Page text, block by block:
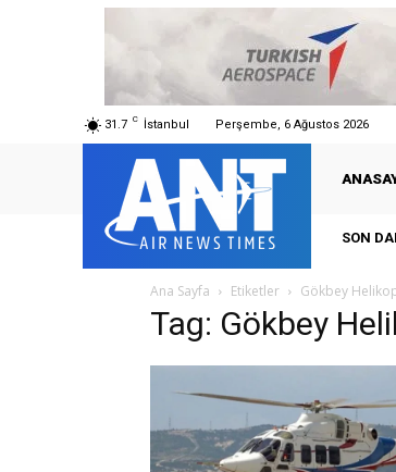
31.7 C İstanbul Perşembe, 6 Ağustos 2026
SON
Ana Sayfa Etiketler Gökbey
Tag: Gökbey